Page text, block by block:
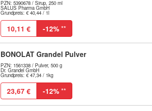
PZN: 5390678 / Sirup, 250 ml
SALUS Pharma GmbH
Grundpreis: € 40,44 / 1l
10,11 € -12% **
BONOLAT Grandel Pulver
PZN: 1561338 / Pulver, 500 g
Dr. Grandel GmbH
Grundpreis: € 47,34 / 1kg
23,67 € -12% **